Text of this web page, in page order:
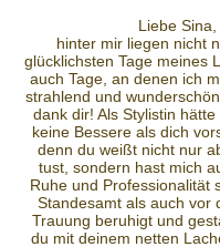
Liebe Sina,
hinter mir liegen nicht
glücklichsten Tage meines
auch Tage, an denen ich
strahlend und
dank dir! Als Stylistin
keine Bessere als dich
denn du weißt nicht nur
tust, sondern hast mich
Ruhe und Professionalität
Standesamt als auch vor
Trauung beruhigt und
du mit deinem netten